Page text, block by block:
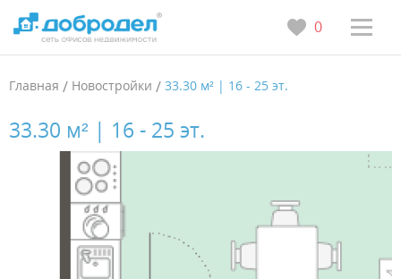
0
Главная / Новостройки / 33.30 м² | 16 - 25 эт.
33.30 м² | 16 - 25 эт.